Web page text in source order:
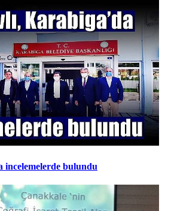
incelemelerde bulundu